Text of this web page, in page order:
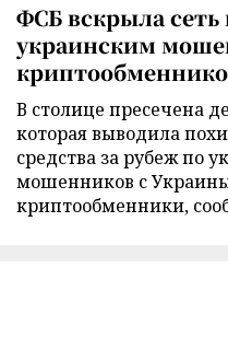
ФСБ вскрыла
украинским
В столице пресечена
которая выводила
средства за рубеж по
мошенников с
криптообменники,